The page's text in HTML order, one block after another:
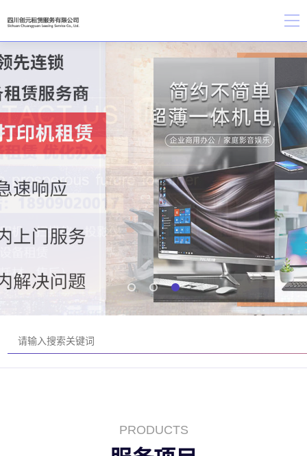
PRODUCTS